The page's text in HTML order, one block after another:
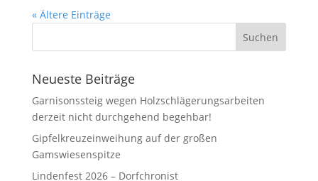
« Ältere Einträge
Neueste Beiträge
Garnisonssteig wegen Holzschlägerungsarbeiten
derzeit nicht durchgehend begehbar!
Gipfelkreuzeinweihung auf der großen
Gamswiesenspitze
Lindenfest 2026 – Dorfchronist